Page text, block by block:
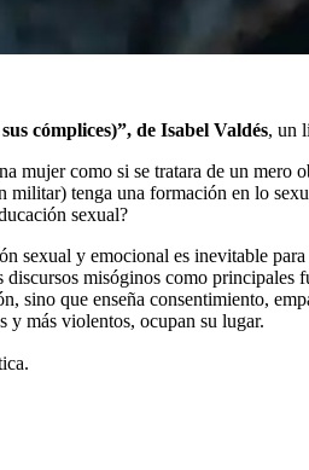
cómplices)”, de Isabel Valdés, un
mujer como si se tratara de un
tenga una formación en lo
sexual?
sexual y emocional es inevitable
misóginos como principales
sino que enseña consentimiento,
y más violentos, ocupan su lugar.